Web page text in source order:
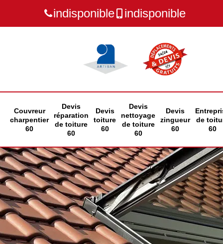
indisponible indisponible
Couvreur
charpentier
60
Devis
réparation
de toiture
60
Devis
toiture
60
Devis
nettoyage
de toiture
60
Devis
zingueur
60
de
60